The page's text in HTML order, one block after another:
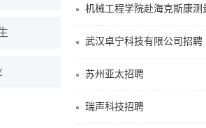
机械工程学院赴海克斯康
武汉卓宁科技有限公司招聘
苏州亚太招聘
瑞声科技招聘